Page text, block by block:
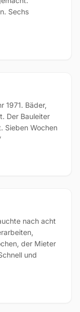
Sechs
1971. Bäder,
Der Bauleiter
Sieben Wochen
nach acht
der Mieter
und